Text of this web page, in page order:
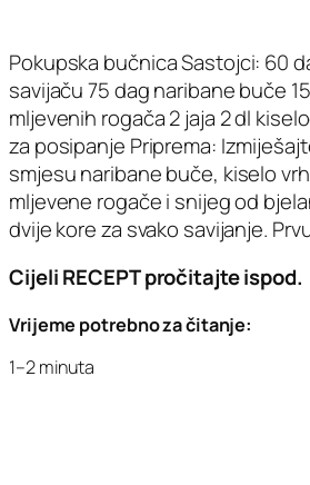
Pokupska bučnica Sastojci: 60
savijaču 75 dag naribane buče
mljevenih rogača 2 jaja 2 dl
za posipanje Priprema:
smjesu naribane buče, kiselo
mljevene rogače i snijeg od
dvije kore za svako savijanje.
Cijeli RECEPT pročitajte ispod.
Vrijeme potrebno za čitanje:
1–2 minuta